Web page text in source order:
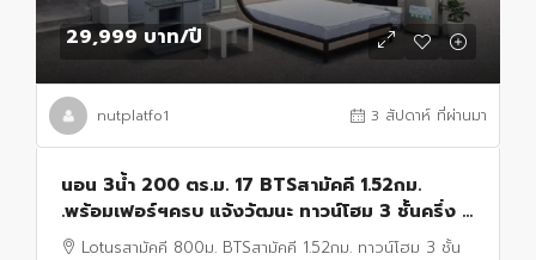
29,999 บาท/ปี
nutplatfo1 3 สัปดาห์ ที่ผ่านมา
นอน 3น้ำ 200 ตร.ม. 17 BTSสามัคคี 1.52กม.
.พร้อมเฟอร์ฯครบ แจ้งวัฒนะ ทาวน์โฮม 3 ชั้นครึ่ง 3
ตร.วาMYIS 850 ม.Lotusสามัคคี 800ม.
Lotusสามัคคี 800ม. BTSสามัคคี 1.52กม. ทาวน์โฮม 3 ชั้น